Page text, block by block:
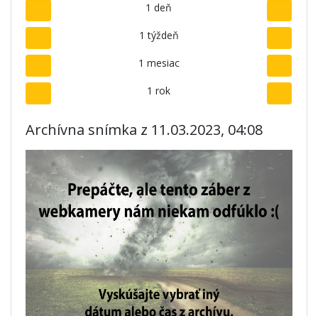
1 deň
1 týždeň
1 mesiac
1 rok
Archívna snímka z 11.03.2023, 04:08